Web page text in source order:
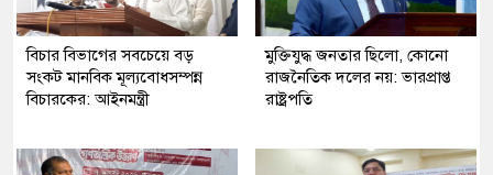
বিচার বিভাগের সবচেয়ে বড়
সংকট মানবিক মূল্যবোধসম্পন্ন
বিচারকের: আইনমন্ত্রী
মুক্তিযুদ্ধ জনতার ছিলো, কোনো
রাজনৈতিক দলের নয়: ভারপ্রাপ্ত
রাষ্ট্রপতি